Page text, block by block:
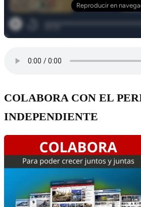
COLABORA CON EL
INDEPENDIENTE